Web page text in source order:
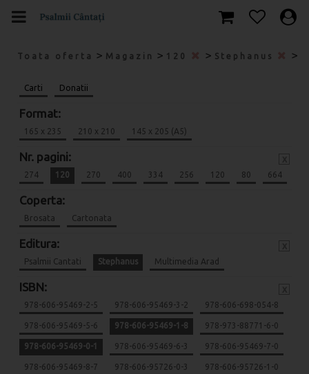
Toata oferta > Magazin > 120 > Stephanus >
Carti Donatii
Format:
165 x 235 210 x 210 145 x 205 (A5)
Nr. pagini:
274 120 270 400 334 256 120 80 664
Coperta:
Brosata Cartonata
Editura:
Psalmii Cantati Stephanus Multimedia Arad
ISBN:
978-606-95469-2-5 978-606-95469-3-2 978-606-698-054-8
978-606-95469-5-6 978-606-95469-1-8 978-973-88771-6-0
978-606-95469-0-1 978-606-95469-6-3 978-606-95469-7-0
978-606-95469-8-7 978-606-95726-0-3 978-606-95726-1-0